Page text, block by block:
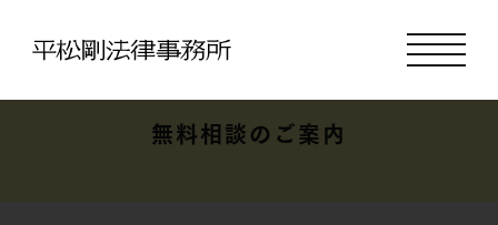
無料相談のご案内